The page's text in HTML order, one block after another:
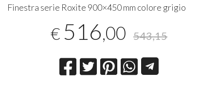
Finestra serie Roxite 900×450 mm colore grigio
€ 516,00 543,15